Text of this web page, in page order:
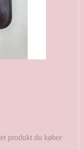
produkt du køber